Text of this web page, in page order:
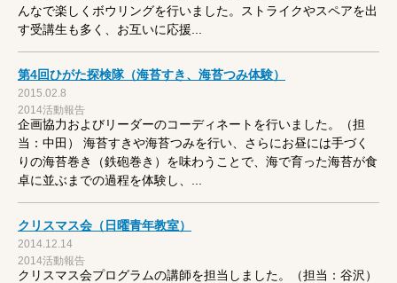
んなで楽しくボウリングを行いました。ストライクやスペアを出
す受講生も多く、お互いに応援...
第4回ひがた探検隊（海苔すき、海苔つみ体験）
2015.02.8
2014活動報告
企画協力およびリーダーのコーディネートを行いました。（担
当：中田） 海苔すきや海苔つみを行い、さらにお昼には手づく
りの海苔巻き（鉄砲巻き）を味わうことで、海で育った海苔が食
卓に並ぶまでの過程を体験し、...
クリスマス会（日曜青年教室）
2014.12.14
2014活動報告
クリスマス会プログラムの講師を担当しました。（担当：谷沢）